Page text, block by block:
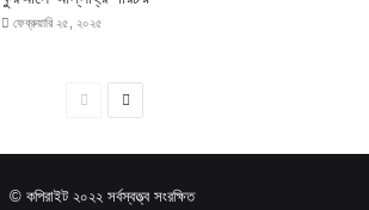
ফেব্রুয়ারি ২৫, ২০২৫
পূর্বের
পরবর্তী
© কপিরাইট ২০২২ সর্বস্বত্ত্ব সংরক্ষিত